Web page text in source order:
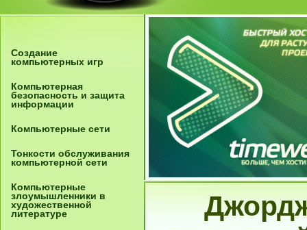
Создание
компьютерных игр
Компьютерная
безопасность и защита
информации
Компьютерные сети
Тонкости обслуживания
компьютерной сети
Компьютерные
злоумышленники в
художественной
литературе